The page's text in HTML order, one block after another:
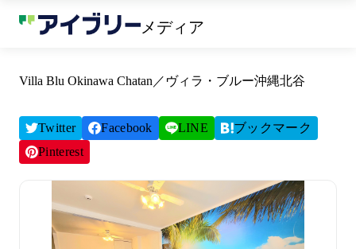
メディア
Villa Blu Okinawa Chatan／ヴィラ・ブルー沖縄北谷
Twitter Facebook LINE
ブックマーク
Pinterest